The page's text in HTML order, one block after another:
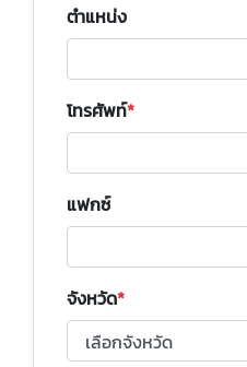
ตำแหน่ง
โทรศัพท์
แฟกซ์
จังหวัด